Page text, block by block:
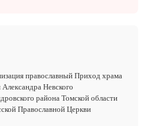
православный Приход храма
Александра Невского
района Томской области
Православной Церкви